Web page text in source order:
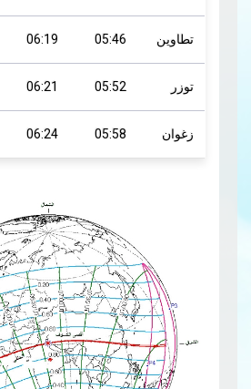
تطاوين 05:46
06:19
توزر 05:52
06:21
زغوان 05:58
06:24